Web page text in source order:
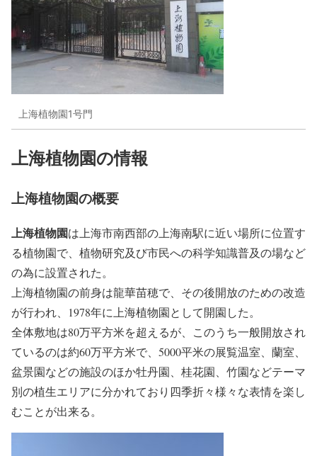
上海植物園1号門
上海植物園の情報
上海植物園の概要
上海植物園は上海市南西部の上海南駅に近い場所に位置す
る植物園で、植物研究及び市民への科学知識普及の場など
の為に設置された。
上海植物園の前身は龍華苗穂で、その後開放のための改造
が行われ、1978年に上海植物園として開園した。
全体敷地は80万平方米を超えるが、このうち一般開放され
ているのは約60万平方米で、5000平米の展覧温室、蘭室、
盆景園などの施設のほか牡丹園、桂花園、竹園などテーマ
別の植生エリアに分かれており四季折々様々な表情を楽し
むことが出来る。